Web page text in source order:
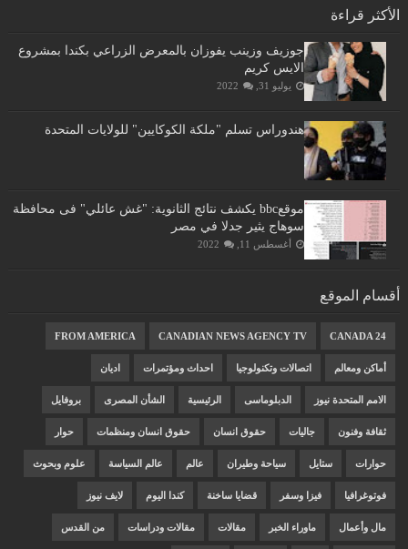
الأكثر قراءة
جوزيف وزينب يفوزان بالمعرض الزراعي بكندا بمشروع
الايس كريم
يوليو 31, 2022
هندوراس تسلم "ملكة الكوكايين" للولايات المتحدة
موقعbbc يكشف نتائج الثانوية: "غش عائلي" فى محافظة
سوهاج يثير جدلا في مصر
أغسطس 11, 2022
أقسام الموقع
CANADA 24
CANADIAN NEWS AGENCY TV
FROM AMERICA
أماكن ومعالم اتصالات وتكنولوجيا احداث ومؤتمرات اديان
الامم المتحدة نيوز الدبلوماسى الرئيسية الشأن المصرى بروفايل
ثقافة وفنون جاليات حقوق انسان حقوق انسان ومنظمات حوار
حوارات ستايل سياحة وطيران عالم عالم السياسة علوم وبحوث
فوتوغرافيا فيزا وسفر قضايا ساخنة كندا اليوم لايف نيوز
مال وأعمال ماوراء الخبر مقالات مقالات ودراسات من القدس